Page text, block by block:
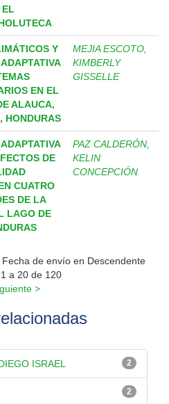
EL
Y
EN EL
ALAUCA,
HONDURAS
MEJIA ESCOTO,
KIMBERLY
GISSELLE
DE
CUATRO
DE LA
LAGO DE
PAZ CALDERÓN,
KELIN
CONCEPCIÓN
de envío en Descendente
a 20 de 120
>
2
ISRAEL
2